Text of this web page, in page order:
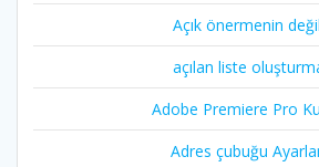
Açık önermenin
açılan liste
Adobe Premiere Pro
Adres çubuğu